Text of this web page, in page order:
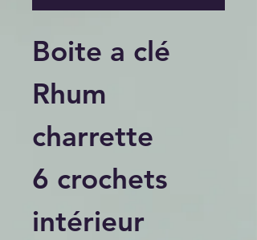
Boite a clé
Rhum
charrette
6 crochets
intérieur